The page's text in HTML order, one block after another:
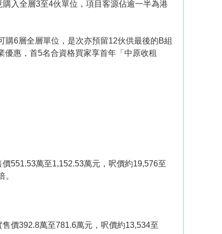
入全層3至4伙單位，項目客源佔逾一半為港
6層全層單位，是次亦預留12伙供最後的B組
惠，首5名合資格買家享首年「中原收租
551.53萬至1,152.53萬元，呎價約19,576至
價392.8萬至781.6萬元，呎價約13,534至